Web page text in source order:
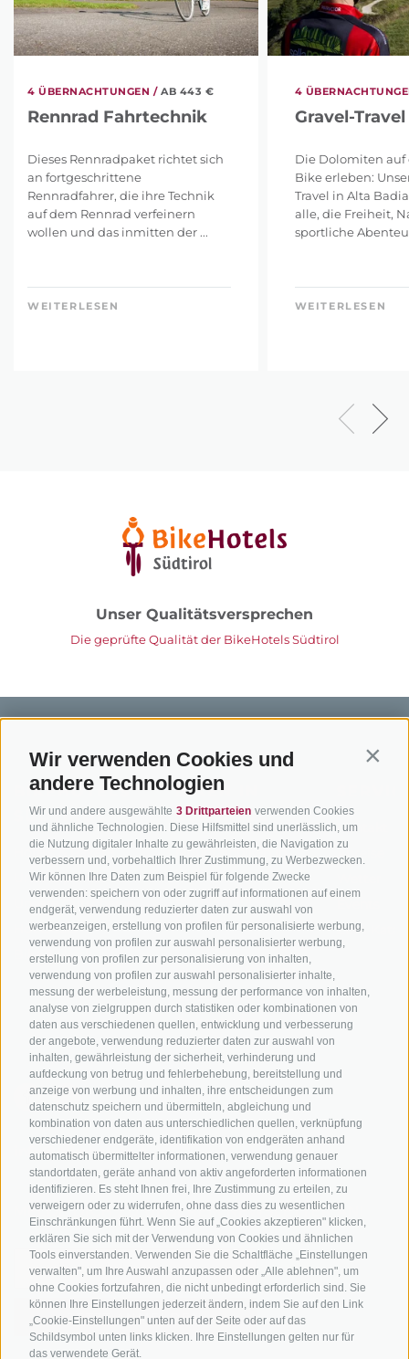
Wir verwenden Cookies und
andere Technologien
Wir und andere ausgewählte 3 Drittparteien verwenden Cookies
und ähnliche Technologien. Diese Hilfsmittel sind unerlässlich, um
die Nutzung digitaler Inhalte zu gewährleisten, die Navigation zu
verbessern und, vorbehaltlich Ihrer Zustimmung, zu Werbezwecken.
Wir können Ihre Daten zum Beispiel für folgende Zwecke
verwenden: speichern von oder zugriff auf informationen auf einem
endgerät, verwendung reduzierter daten zur auswahl von
werbeanzeigen, erstellung von profilen für personalisierte werbung,
verwendung von profilen zur auswahl personalisierter werbung,
erstellung von profilen zur personalisierung von inhalten,
verwendung von profilen zur auswahl personalisierter inhalte,
messung der werbeleistung, messung der performance von inhalten,
analyse von zielgruppen durch statistiken oder kombinationen von
daten aus verschiedenen quellen, entwicklung und verbesserung
der angebote, verwendung reduzierter daten zur auswahl von
inhalten, gewährleistung der sicherheit, verhinderung und
aufdeckung von betrug und fehlerbehebung, bereitstellung und
anzeige von werbung und inhalten, ihre entscheidungen zum
datenschutz speichern und übermitteln, abgleichung und
kombination von daten aus unterschiedlichen quellen, verknüpfung
verschiedener endgeräte, identifikation von endgeräten anhand
automatisch übermittelter informationen, verwendung genauer
standortdaten, geräte anhand von aktiv angeforderten informationen
identifizieren. Es steht Ihnen frei, Ihre Zustimmung zu erteilen, zu
verweigern oder zu widerrufen, ohne dass dies zu wesentlichen
Einschränkungen führt. Wenn Sie auf „Cookies akzeptieren" klicken,
erklären Sie sich mit der Verwendung von Cookies und ähnlichen
Tools einverstanden. Verwenden Sie die Schaltfläche „Einstellungen
verwalten", um Ihre Auswahl anzupassen oder „Alle ablehnen", um
ohne Cookies fortzufahren, die nicht unbedingt erforderlich sind. Sie
können Ihre Einstellungen jederzeit ändern, indem Sie auf den Link
„Cookie-Einstellungen" unten auf der Seite oder auf das
Schildsymbol unten links klicken. Ihre Einstellungen gelten nur für
das verwendete Gerät.
4 ÜBERNACHTUNGEN / AB 443 €
Rennrad Fahrtechnik
Dieses Rennradpaket richtet sich
an fortgeschrittene
Rennradfahrer, die ihre Technik
auf dem Rennrad verfeinern
wollen und das inmitten der ...
WEITERLESEN
4
Gravel-Travel
Die Dolomiten auf
Bike erleben:
Travel in Alta
alle, die Freiheit,
sportliche
WEITERLESEN
Unser Qualitätsversprechen
Die geprüfte Qualität der BikeHotels Südtirol
BIKEHOTELS
SÜDTIROL
Hotels & Pakete
Urlaubspakete
Unsere Gutscheine
Hot Deals
Bike & Work
BIKEN IN
SÜDTIROL
Mountainbiken in
Südtirol
Rennradfahren in
Südtirol
Radwege in Südtirol
Bikeshops & Verleihe
Bike-Schulen
Tourenzentrale
Kontakt
Anreise
Zum
info@bikehotels.it
MELDE DICH ZU UNSEREM NEWSLETTER AN!
JETZT ANMELDEN